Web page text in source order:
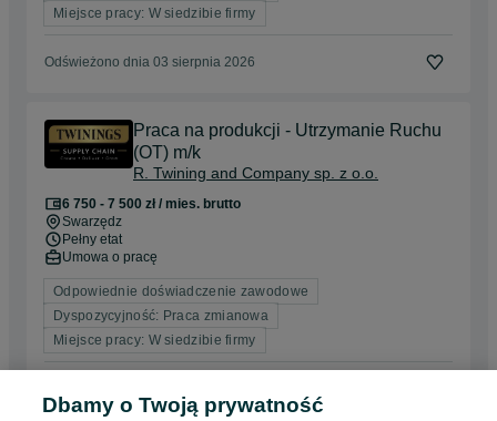
Miejsce pracy: W siedzibie firmy
Odświeżono dnia 03 sierpnia 2026
Praca na produkcji - Utrzymanie Ruchu
(OT) m/k
R. Twining and Company sp. z o.o.
6 750 - 7 500 zł / mies. brutto
Swarzędz
Pełny etat
Umowa o pracę
Odpowiednie doświadczenie zawodowe
Dyspozycyjność: Praca zmianowa
Miejsce pracy: W siedzibie firmy
Dbamy o Twoją prywatność